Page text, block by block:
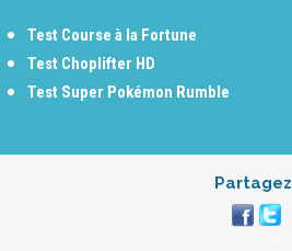
Test Course à la Fortune
Test Choplifter HD
Test Super Pokémon Rumble
Partagez